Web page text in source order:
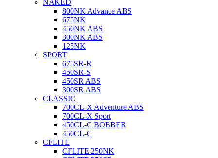
NAKED
800NK Advance ABS
675NK
450NK ABS
300NK ABS
125NK
SPORT
675SR-R
450SR-S
450SR ABS
300SR ABS
CLASSIC
700CL-X Adventure ABS
700CL-X Sport
450CL-C BOBBER
450CL-C
CFLITE
CFLITE 250NK